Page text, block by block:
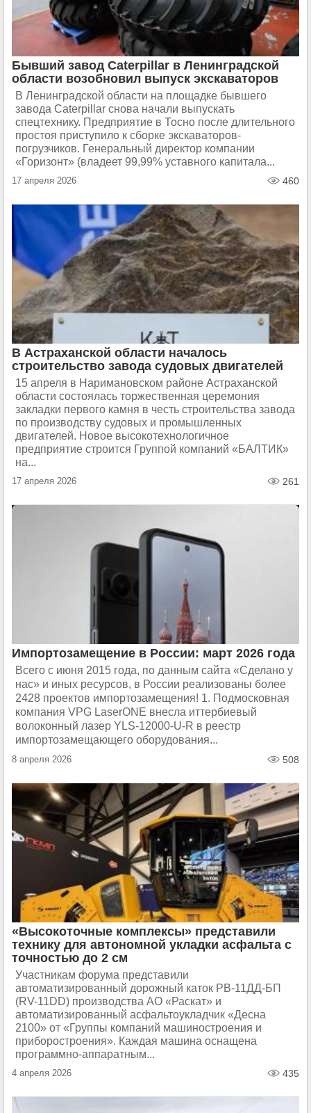
Бывший завод Caterpillar в Ленинградской
области возобновил выпуск экскаваторов
В Ленинградской области на площадке бывшего
завода Caterpillar снова начали выпускать
спецтехнику. Предприятие в Тосно после длительного
простоя приступило к сборке экскаваторов-
погрузчиков. Генеральный директор компании
«Горизонт» (владеет 99,99% уставного капитала...
17 апреля 2026 460
В Астраханской области началось
строительство завода судовых двигателей
15 апреля в Наримановском районе Астраханской
области состоялась торжественная церемония
закладки первого камня в честь строительства завода
по производству судовых и промышленных
двигателей. Новое высокотехнологичное
предприятие строится Группой компаний «БАЛТИК»
на...
17 апреля 2026 261
Импортозамещение в России: март 2026 года
Всего с июня 2015 года, по данным сайта «Сделано у
нас» и иных ресурсов, в России реализованы более
2428 проектов импортозамещения! 1. Подмосковная
компания VPG LaserONE внесла иттербиевый
волоконный лазер YLS-12000-U-R в реестр
импортозамещающего оборудования...
8 апреля 2026 508
«Высокоточные комплексы» представили
технику для автономной укладки асфальтa с
точностью до 2 см
Участникам форума представили
автоматизированный дорожный каток РВ-11ДД-БП
(RV-11DD) производства АО «Раскат» и
автоматизированный асфальтоукладчик «Десна
2100» от «Группы компаний машиностроения и
приборостроения». Каждая машина оснащена
программно-аппаратным...
4 апреля 2026 435